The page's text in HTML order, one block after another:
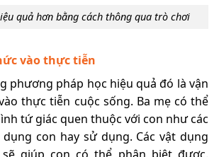
quả hơn bằng cách thông qua trò chơi
vào thực tiễn
phương pháp học hiệu quả đó là vận
thực tiễn cuộc sống. Ba mẹ có thể
tứ giác quen thuộc với con như các
con hay sử dụng. Các vật dụng